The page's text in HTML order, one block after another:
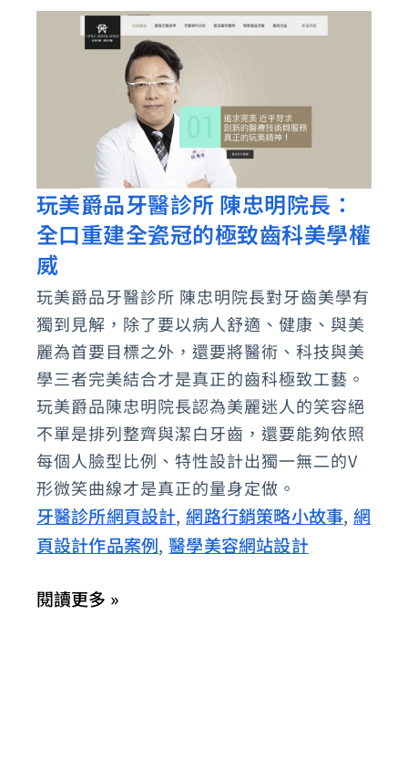
玩美爵品牙醫診所 陳忠明院長：
全口重建全瓷冠的極致齒科美學權
威
玩美爵品牙醫診所 陳忠明院長對牙齒美學有
獨到見解，除了要以病人舒適、健康、與美
麗為首要目標之外，還要將醫術、科技與美
學三者完美結合才是真正的齒科極致工藝。
玩美爵品陳忠明院長認為美麗迷人的笑容絕
不單是排列整齊與潔白牙齒，還要能夠依照
每個人臉型比例、特性設計出獨一無二的V
形微笑曲線才是真正的量身定做。
牙醫診所網頁設計, 網路行銷策略小故事, 網
頁設計作品案例,醫學美容網站設計
玩
美
爵
品
牙
醫
診
所
陳
忠
明
院
長：
口
閱讀更多 »